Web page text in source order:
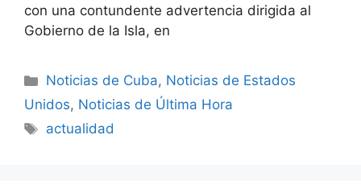
con una contundente advertencia dirigida al
Gobierno de la Isla, en
Categories
Noticias de Cuba, Noticias de Estados
Unidos, Noticias de Última Hora
Tags
actualidad